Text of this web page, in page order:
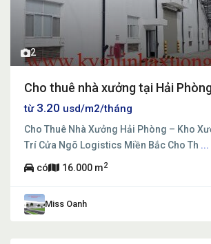
2
Cho thuê nhà xưởng tại Hải
từ3.20 usd/m2/tháng
Cho Thuê Nhà Xưởng Hải Phòng – Kho
Trí Cửa Ngõ Logistics Miền Bắc Cho Th ...
có 16.000 m2
Miss Oanh